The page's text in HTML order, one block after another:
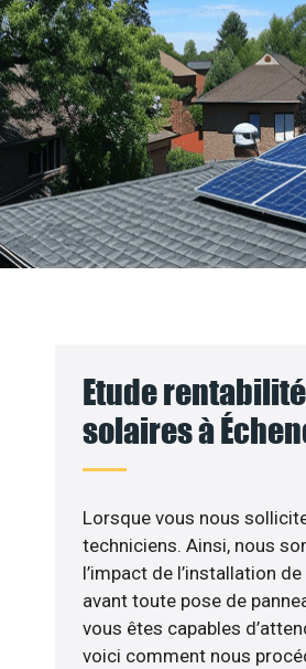
Etude
solaires à
Lorsque vous nous
techniciens. Ainsi, nous
l’impact de l’installation
avant toute pose de
vous êtes capables
voici comment nous